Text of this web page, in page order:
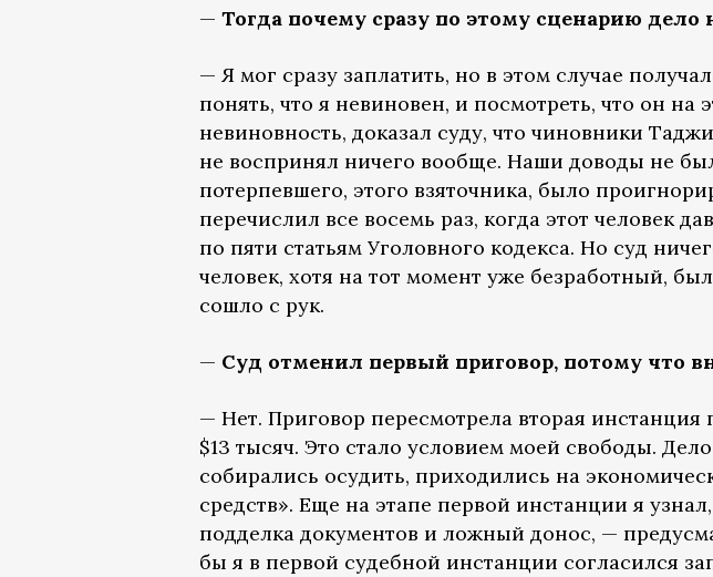
— Тогда почему сразу по этому сценарию дело
— Я мог сразу заплатить, но в этом случае
понять, что я невиновен, и посмотреть, что он на
невиновность, доказал суду, что чиновники
не воспринял ничего вообще. Наши доводы не
потерпевшего, этого взяточника, было
перечислил все восемь раз, когда этот человек
по пяти статьям Уголовного кодекса. Но суд
человек, хотя на тот момент уже безработный,
сошло с рук.
— Суд отменил первый приговор, потому что
— Нет. Приговор пересмотрела вторая инстанция
$13 тысяч. Это стало условием моей свободы.
собирались осудить, приходились на
средств». Еще на этапе первой инстанции я
подделка документов и ложный донос, —
бы я в первой судебной инстанции согласился